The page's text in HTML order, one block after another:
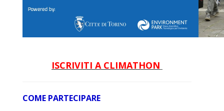
ISCRIVITI A CLIMATHON
COME PARTECIPARE